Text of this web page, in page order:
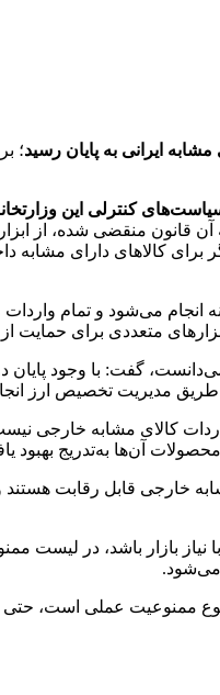
ایرانی به پایان رسید؛
کنترلی این
آن قانون منقضی شده، از
برای کالاهای دارای
انجام می‌شود و تمام
متعددی برای حمایت از
را مجاز می‌دانست، گفت: با
طریق مدیریت تخصیص ارز
کالای مشابه خارجی
آن‌ها به‌تدریج بهبود
خارجی قابل رقابت
بازار باشد، در لیست
می‌شود.
ممنوعیت عملی است، حتی